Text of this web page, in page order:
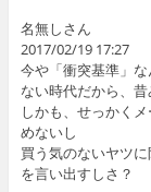
名無しさん
2017/02/19 17:27
今や「衝突基準」
ない時代だから、昔
しかも、せっかく
めないし
買う気のないヤツ
を言い出すしさ？